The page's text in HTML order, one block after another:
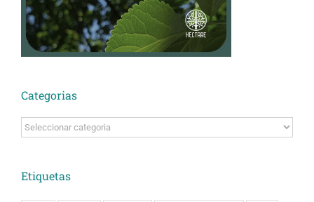
Categorias
Categorias
Etiquetas